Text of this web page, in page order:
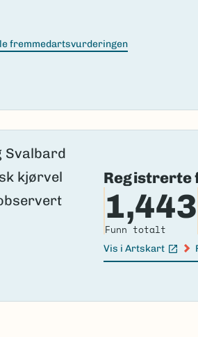
fremmedartsvurderingen
Registrerte
1,443
Funn totalt
Vis i Artskart
(Ekstern lenke)